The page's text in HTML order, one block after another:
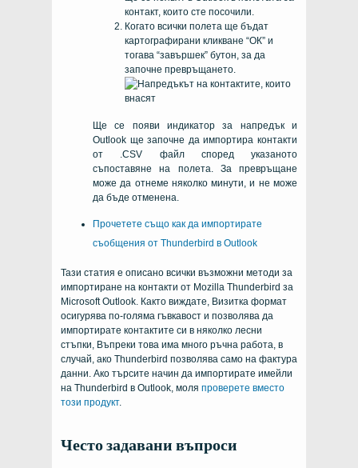
контакт, които сте посочили.
Когато всички полета ще бъдат
картографирани кликване “ОК” и
тогава “завършек” бутон, за да
започне превръщането.
Ще се появи индикатор за напредък и
Outlook ще започне да импортира контакти
от .CSV файл според указаното
съпоставяне на полета. За превръщане
може да отнеме няколко минути, и не може
да бъде отменена.
Прочетете също как да импортирате
съобщения от Thunderbird в Outlook
Тази статия е описано всички възможни методи за
импортиране на контакти от Mozilla Thunderbird за
Microsoft Outlook. Както виждате, Визитка формат
осигурява по-голяма гъвкавост и позволява да
импортирате контактите си в няколко лесни
стъпки, Въпреки това има много ръчна работа, в
случай, ако Thunderbird позволява само на фактура
данни. Ако търсите начин да импортирате имейли
на Thunderbird в Outlook, моля проверете вместо
този продукт.
Често задавани въпроси